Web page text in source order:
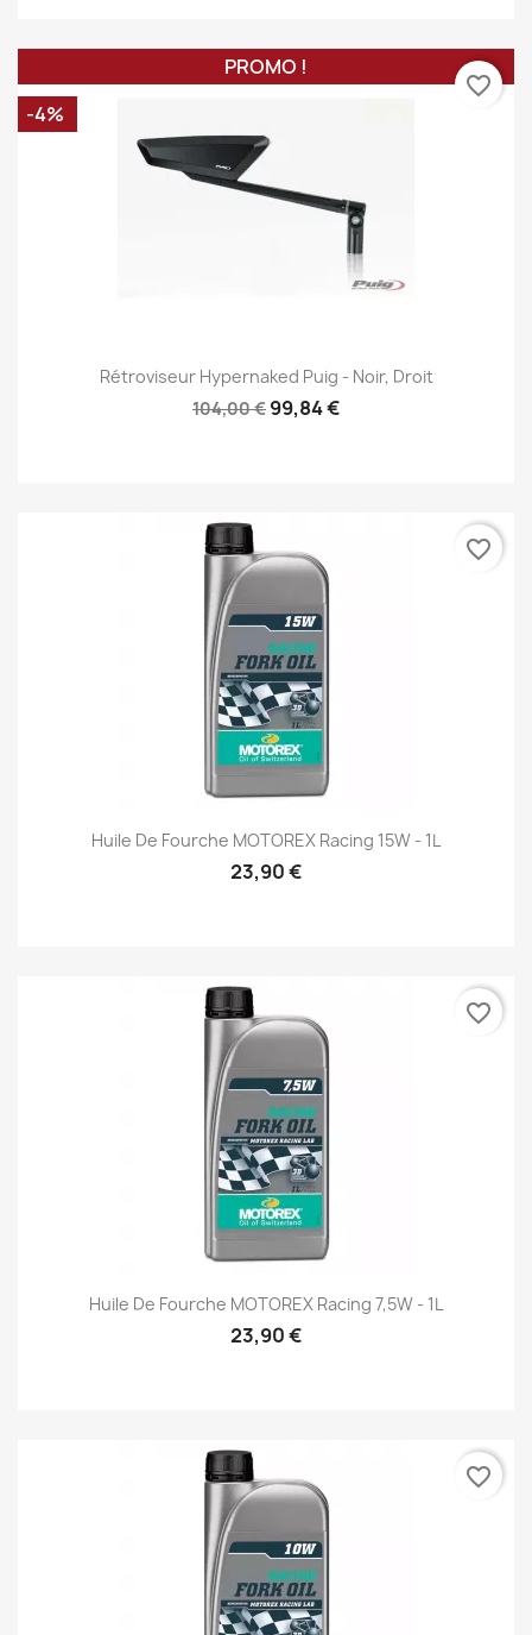
Rétroviseur Hypernaked Puig - Noir, Droit
104,00 € 99,84 €
PROMO !
-4%
favorite_border
Huile De Fourche MOTOREX Racing 15W - 1L
23,90 €
favorite_border
Huile De Fourche MOTOREX Racing 7,5W - 1L
23,90 €
favorite_border
favorite_border